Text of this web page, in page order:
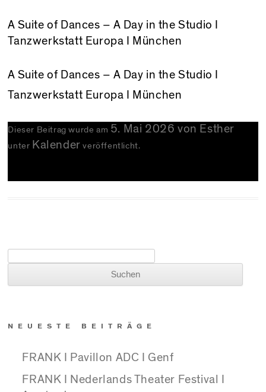
A Suite of Dances – A Day in the Studio I
Tanzwerkstatt Europa I München
A Suite of Dances – A Day in the Studio
Tanzwerkstatt Europa I München
Dieser Beitrag wurde am 5. Mai 2026 von Esther
unter Kalender veröffentlicht.
NEUESTE BEITRÄGE
FRANK I Pavillon ADC I Genf
FRANK I Nederlands Theater Festival I